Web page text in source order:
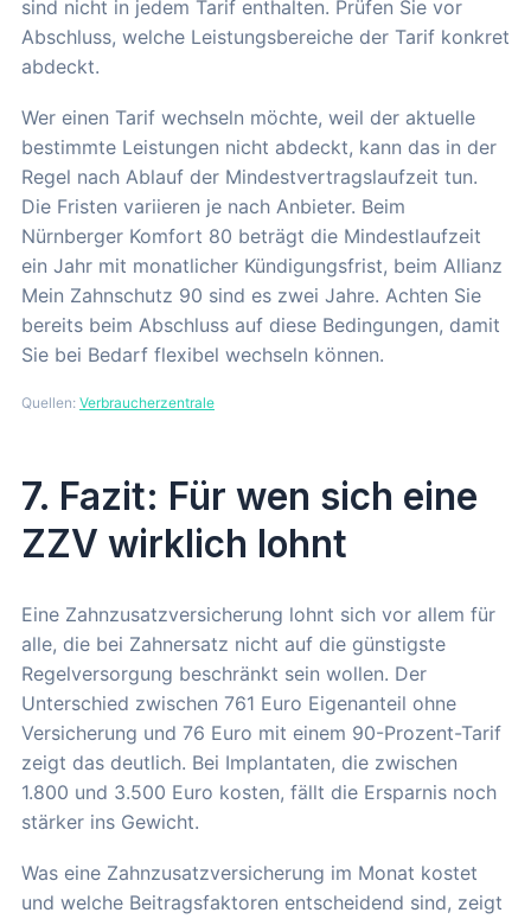
sind nicht in jedem Tarif enthalten. Prüfen Sie vor
Abschluss, welche Leistungsbereiche der Tarif konkret
abdeckt.
Wer einen Tarif wechseln möchte, weil der aktuelle
bestimmte Leistungen nicht abdeckt, kann das in der
Regel nach Ablauf der Mindestvertragslaufzeit tun.
Die Fristen variieren je nach Anbieter. Beim
Nürnberger Komfort 80 beträgt die Mindestlaufzeit
ein Jahr mit monatlicher Kündigungsfrist, beim Allianz
Mein Zahnschutz 90 sind es zwei Jahre. Achten Sie
bereits beim Abschluss auf diese Bedingungen, damit
Sie bei Bedarf flexibel wechseln können.
Quellen: Verbraucherzentrale
7. Fazit: Für wen sich eine
ZZV wirklich lohnt
Eine Zahnzusatzversicherung lohnt sich vor allem für
alle, die bei Zahnersatz nicht auf die günstigste
Regelversorgung beschränkt sein wollen. Der
Unterschied zwischen 761 Euro Eigenanteil ohne
Versicherung und 76 Euro mit einem 90-Prozent-Tarif
zeigt das deutlich. Bei Implantaten, die zwischen
1.800 und 3.500 Euro kosten, fällt die Ersparnis noch
stärker ins Gewicht.
Was eine Zahnzusatzversicherung im Monat kostet
und welche Beitragsfaktoren entscheidend sind, zeigt